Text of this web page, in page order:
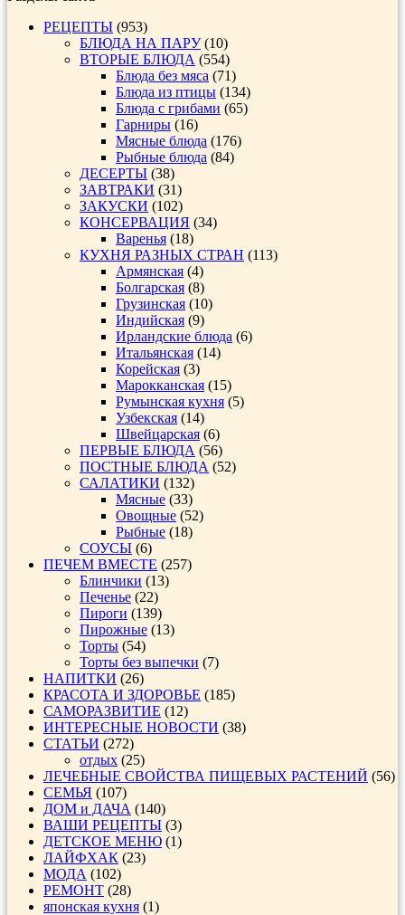
РЕЦЕПТЫ (953)
БЛЮДА НА ПАРУ(10)
ВТОРЫЕ БЛЮДА (554)
Блюда без мяса (71)
Блюда из птицы (134)
Блюда с грибами (65)
Гарниры (16)
Мясные блюда (176)
Рыбные блюда (84)
ДЕСЕРТЫ (38)
ЗАВТРАКИ (31)
ЗАКУСКИ (102)
КОНСЕРВАЦИЯ (34)
Варенья (18)
КУХНЯ РАЗНЫХ СТРАН (113)
Армянская (4)
Болгарская (8)
Грузинская (10)
Индийская (9)
Ирландские блюда (6)
Итальянская (14)
Корейская (3)
Марокканская (15)
Румынская кухня (5)
Узбекская (14)
Швейцарская (6)
ПЕРВЫЕ БЛЮДА (56)
ПОСТНЫЕ БЛЮДА (52)
САЛАТИКИ (132)
Мясные (33)
Овощные (52)
Рыбные (18)
СОУСЫ (6)
ПЕЧЕМ ВМЕСТЕ (257)
Блинчики (13)
Печенье (22)
Пироги (139)
Пирожные (13)
Торты (54)
Торты без выпечки (7)
НАПИТКИ (26)
КРАСОТА И ЗДОРОВЬЕ (185)
САМОРАЗВИТИЕ (12)
ИНТЕРЕСНЫЕ НОВОСТИ (38)
СТАТЬИ (272)
отдых (25)
ЛЕЧЕБНЫЕ СВОЙСТВА ПИЩЕВЫХ РАСТЕНИЙ (56)
СЕМЬЯ (107)
ДОМ и ДАЧА (140)
ВАШИ РЕЦЕПТЫ (3)
ДЕТСКОЕ МЕНЮ (1)
ЛАЙФХАК (23)
МОДА (102)
РЕМОНТ (28)
японская кухня (1)